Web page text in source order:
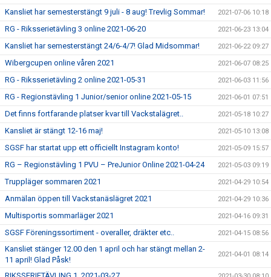
Kansliet har semesterstängt 9 juli - 8 aug! Trevlig Sommar! 2021-07-06 10:18
RG - Riksserietävling 3 online 2021-06-20 2021-06-23 13:04
Kansliet har semesterstängt 24/6-4/7! Glad Midsommar! 2021-06-22 09:27
Wibergcupen online våren 2021 2021-06-07 08:25
RG - Riksserietävling 2 online 2021-05-31 2021-06-03 11:56
RG - Regionstävling 1 Junior/senior online 2021-05-15 2021-06-01 07:51
Det finns fortfarande platser kvar till Vackstalägret.. 2021-05-18 10:27
Kansliet är stängt 12-16 maj! 2021-05-10 13:08
SGSF har startat upp ett officiellt Instagram konto! 2021-05-09 15:57
RG – Regionstävling 1 PVU – PreJunior Online 2021-04-24 2021-05-03 09:19
Truppläger sommaren 2021 2021-04-29 10:54
Anmälan öppen till Vackstanäslägret 2021 2021-04-29 10:36
Multisportis sommarläger 2021 2021-04-16 09:31
SGSF Föreningssortiment - overaller, dräkter etc.. 2021-04-15 08:56
Kansliet stänger 12.00 den 1 april och har stängt mellan 2-
11 april! Glad Påsk!
2021-04-01 08:14